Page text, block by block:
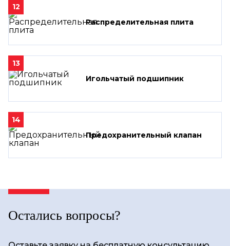
12
Распределительная плита
13
Игольчатый подшипник
14
Предохранительный клапан
Остались вопросы?